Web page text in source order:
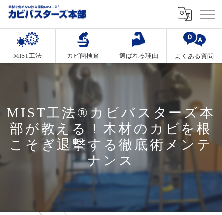
MIST工法 カビ菌検査 選ばれる理由 よくある質問
MIST工法®カビバスターズ本
部が教える！木材のカビを根
こそぎ退撃する徹底術メンテ
ナンス